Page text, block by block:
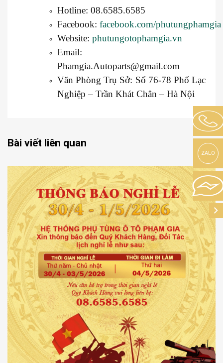
Hotline: 08.6585.6585
Facebook: facebook.com/phutungphamgia
Website: phutungotophamgia.vn
Email:
Phamgia.Autoparts@gmail.com
Văn Phòng Trụ Sở: Số 76-78 Phố Lạc
Nghiệp – Trần Khát Chân – Hà Nội
Bài viết liên quan
ZALO